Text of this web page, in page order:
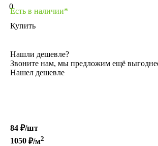
0
Есть в наличии*
Купить
Нашли дешевле?
Звоните нам, мы предложим ещё
Нашел дешевле
84 ₽/шт
1050 ₽/м2